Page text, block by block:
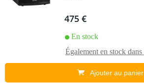
475 €
En stock
Également en stock dans
Ajouter au panier